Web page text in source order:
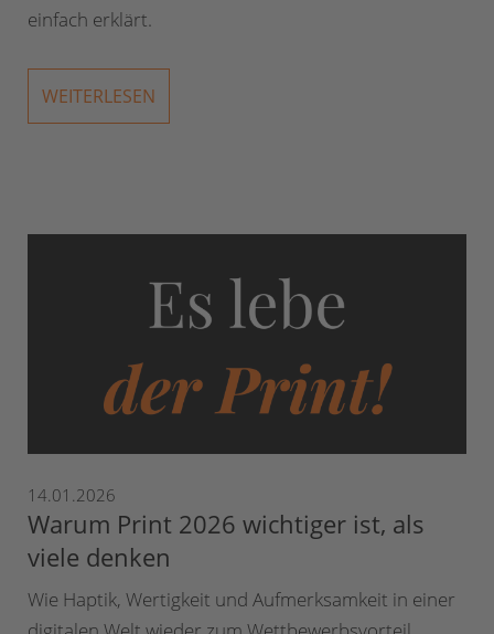
einfach erklärt.
WEITERLESEN
14.01.2026
Warum Print 2026 wichtiger ist, als
viele denken
Wie Haptik, Wertigkeit und Aufmerksamkeit in einer